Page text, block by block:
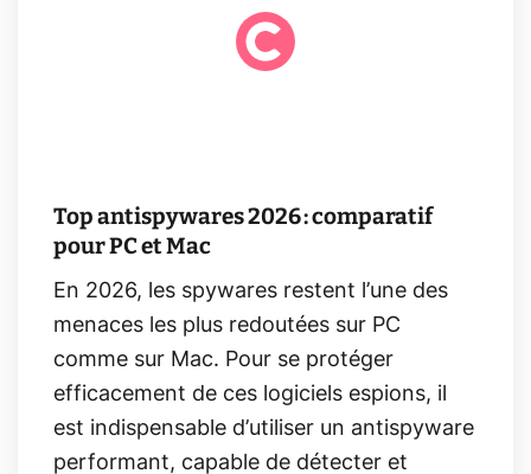
Top antispywares 2026 : comparatif
pour PC et Mac
En 2026, les spywares restent l’une des
menaces les plus redoutées sur PC
comme sur Mac. Pour se protéger
efficacement de ces logiciels espions, il
est indispensable d’utiliser un antispyware
performant, capable de détecter et